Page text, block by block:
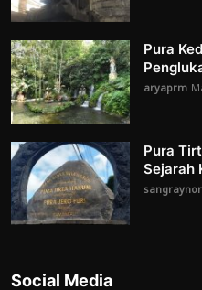
Pura
aryaprm
Pura
Sejarah
sangraynor
Social Media